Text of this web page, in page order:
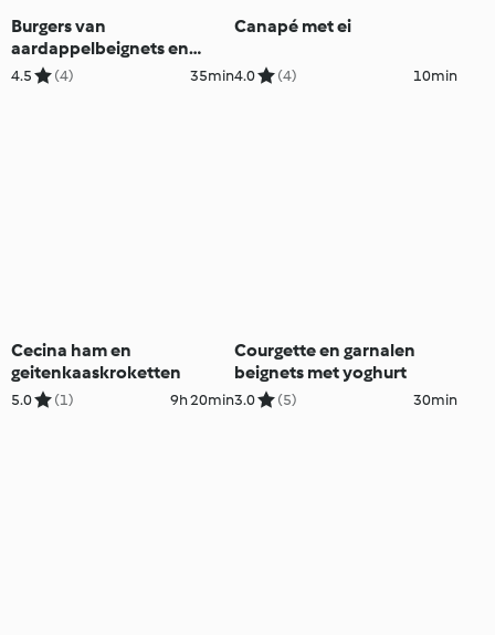
Burgers van
aardappelbeignets en
spinazie
4.5 (4) 35min
Canapé met ei
4.0 (4) 10min
Cecina ham en
geitenkaaskroketten
5.0 (1) 9h 20min
Courgette en garnalen
beignets met yoghurt
3.0 (5) 30min